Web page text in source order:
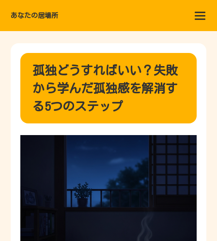
あなたの居場所
孤独どうすればいい？失敗
から学んだ孤独感を解消す
る5つのステップ